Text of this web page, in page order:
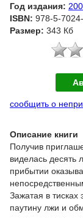
Год издания:
ISBN: 978-5-
Размер: 343 Кб
сообщить о
Описание книги
Получив
виделась десять
прибытии
Зажатая в тисках
паутину лжи и